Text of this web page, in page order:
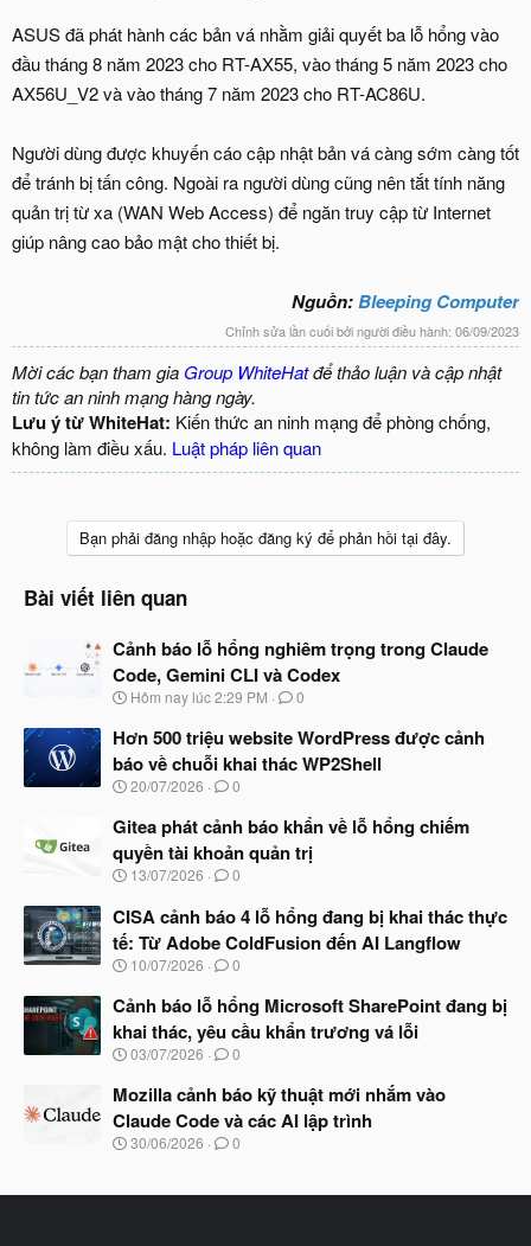
ASUS đã phát hành các bản vá nhằm giải quyết ba lỗ hổng vào
đầu tháng 8 năm 2023 cho RT-AX55, vào tháng 5 năm 2023 cho
AX56U_V2 và vào tháng 7 năm 2023 cho RT-AC86U.
Người dùng được khuyến cáo cập nhật bản vá càng sớm càng tốt
để tránh bị tấn công. Ngoài ra người dùng cũng nên tắt tính năng
quản trị từ xa (WAN Web Access) để ngăn truy cập từ Internet
giúp nâng cao bảo mật cho thiết bị.
Nguồn:Bleeping Computer
Chỉnh sửa lần cuối bởi người điều hành: 06/09/2023
Mời các bạn tham gia Group WhiteHatđể thảo luận và cập nhật
tin tức an ninh mạng hàng ngày.
Lưu ý từ WhiteHat: Kiến thức an ninh mạng để phòng chống,
không làm điều xấu. Luật pháp liên quan
Bạn phải đăng nhập hoặc đăng ký để phản hồi tại đây.
Bài viết liên quan
Cảnh báo lỗ hổng nghiêm trọng trong Claude
Code, Gemini CLI và Codex
N
à
b
ắ
đ
ầ
u
Hôm nay lúc 2:29 PM 0
Hơn 500 triệu website WordPress được cảnh
báo về chuỗi khai thác WP2Shell
N
à
b
ắ
đ
ầ
u
20/07/2026 0
Gitea phát cảnh báo khẩn về lỗ hổng chiếm
quyền tài khoản quản trị
N
à
y
b
ắ
đ
ầ
u
13/07/2026 0
CISA cảnh báo 4 lỗ hổng đang bị khai thác thực
tế: Từ Adobe ColdFusion đến AI Langflow
N
à
b
ắ
đ
ầ
u
10/07/2026 0
Cảnh báo lỗ hổng Microsoft SharePoint đang bị
khai thác, yêu cầu khẩn trương vá lỗi
N
à
b
ắ
03/07/2026 0
Mozilla cảnh báo kỹ thuật mới nhắm vào
Claude Code và các AI lập trình
N
y
30/06/2026 0